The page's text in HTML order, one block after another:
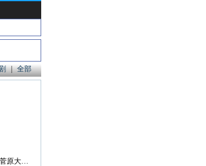
| 全部
伊藤沙莉 , 中岛健人 , 织田裕二 , 笠松将 , 胜村政信 , 六角精儿 , 菅原大吉 , 驹井莲 , 皆藤空良 , 中川红叶 , 茂吕师冈 , 宫崎美子 , 板谷由夏 , 渡边一计